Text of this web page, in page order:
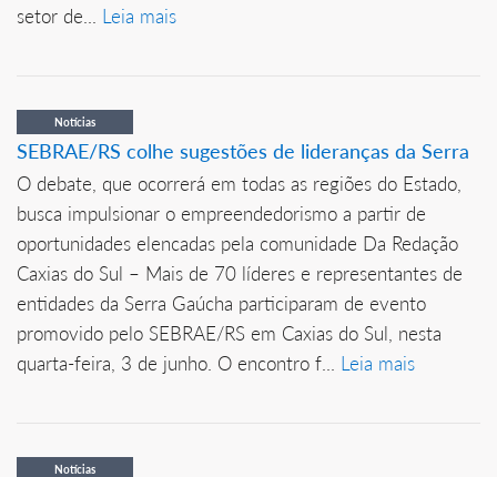
setor de... Leia mais
Notícias
SEBRAE/RS colhe sugestões de lideranças da Serra
O debate, que ocorrerá em todas as regiões do Estado,
busca impulsionar o empreendedorismo a partir de
oportunidades elencadas pela comunidade Da Redação
Caxias do Sul – Mais de 70 líderes e representantes de
entidades da Serra Gaúcha participaram de evento
promovido pelo SEBRAE/RS em Caxias do Sul, nesta
quarta-feira, 3 de junho. O encontro f... Leia mais
Notícias